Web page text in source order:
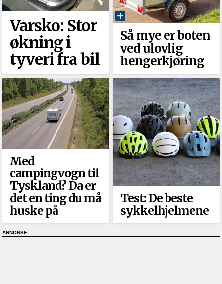
Varsko: Stor
økning i
tyveri fra bil
Så mye er boten
ved ulovlig
hengerkjøring
Med
campingvogn til
Tyskland? Da er
det en ting du må
huske på
Test: De beste
sykkelhjelmene